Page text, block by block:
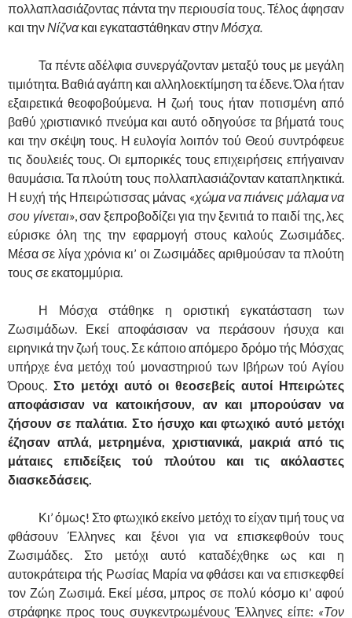
πολλαπλασιάζοντας πάντα την περιουσία τους. Τέλος άφησαν
και τηνΝίζνακαι εγκαταστάθηκαν στηνΜόσχα.
Τα πέντε αδέλφια συνεργάζονταν μεταξύ τους με μεγάλη
τιμιότητα. Βαθιά αγάπη και αλληλοεκτίμηση τα έδενε. Όλα ήταν
εξαιρετικά θεοφοβούμενα. Η ζωή τους ήταν ποτισμένη από
βαθύ χριστιανικό πνεύμα και αυτό οδηγούσε τα βήματά τους
και την σκέψη τους. Η ευλογία λοιπόν τού Θεού συντρόφευε
τις δουλειές τους. Οι εμπορικές τους επιχειρήσεις επήγαιναν
θαυμάσια. Τα πλούτη τους πολλαπλασιάζονταν καταπληκτικά.
Η ευχή τής Ηπειρώτισσας μάνας «χώμα να πιάνεις μάλαμα να
σου γίνεται», σαν ξεπροβοδίζει για την ξενιτιά το παιδί της, λες
εύρισκε όλη της την εφαρμογή στους καλούς Ζωσιμάδες.
Μέσα σε λίγα χρόνια κι’ οι Ζωσιμάδες αριθμούσαν τα πλούτη
τους σε εκατομμύρια.
Η Μόσχα στάθηκε η οριστική εγκατάσταση των
Ζωσιμάδων. Εκεί αποφάσισαν να περάσουν ήσυχα και
ειρηνικά την ζωή τους. Σε κάποιο απόμερο δρόμο τής Μόσχας
υπήρχε ένα μετόχι τού μοναστηριού των Ιβήρων τού Αγίου
Όρους. Στο μετόχι αυτό οι θεοσεβείς αυτοί Ηπειρώτες
αποφάσισαν να κατοικήσουν, αν και μπορούσαν να
ζήσουν σε παλάτια. Στο ήσυχο και φτωχικό αυτό μετόχι
έζησαν απλά, μετρημένα, χριστιανικά, μακριά από τις
μάταιες επιδείξεις τού πλούτου και τις ακόλαστες
διασκεδάσεις.
Κι’ όμως! Στο φτωχικό εκείνο μετόχι το είχαν τιμή τους να
φθάσουν Έλληνες και ξένοι για να επισκεφθούν τους
Ζωσιμάδες. Στο μετόχι αυτό καταδέχθηκε ως και η
αυτοκράτειρα τής Ρωσίας Μαρία να φθάσει και να επισκεφθεί
τον Ζώη Ζωσιμά. Εκεί μέσα, μπρος σε πολύ κόσμο κι’ αφού
στράφηκε προς τους συγκεντρωμένους Έλληνες είπε: «Τον